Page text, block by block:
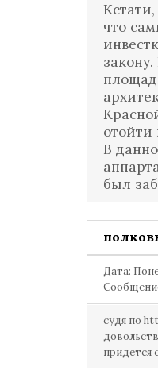
что
отойти
В
был
Дата:
судя по
придется